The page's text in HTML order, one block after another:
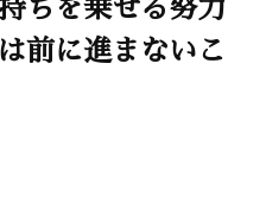
前に進まないこ